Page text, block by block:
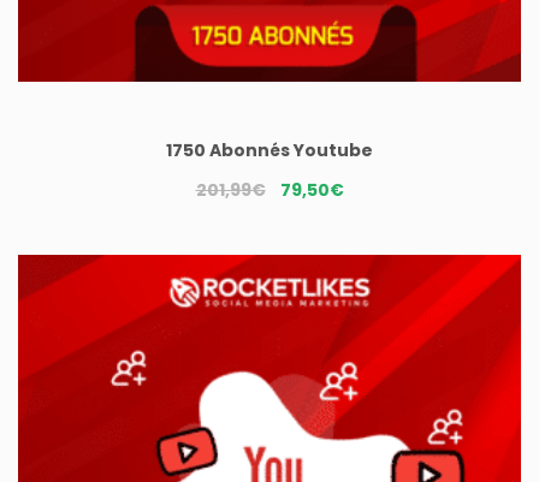
1750 Abonnés Youtube
201,99€ Le
initial
était :
201,99€.
79,50€Le
actuel
est :
79,50€.